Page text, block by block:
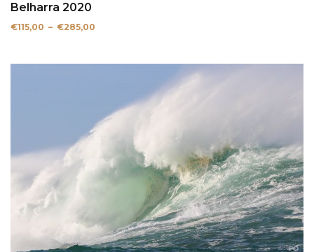
Belharra 2020
€115,00 – €285,00